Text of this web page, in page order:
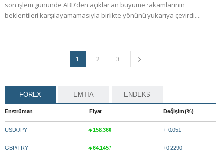
son işlem gününde ABD’den açıklanan büyüme rakamlarının
beklentileri karşılayamamasıyla birlikte yönünü yukarıya çevirdi....
1 2 3
FOREX EMTİA ENDEKS
Enstrüman Fiyat Değişim (%)
USD/JPY 158.366 +-0.051
GBP/TRY 64.1457 +0.2290